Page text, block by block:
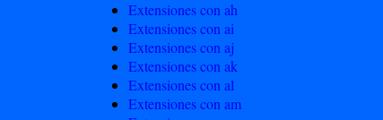
Extensiones con ah
Extensiones con ai
Extensiones con aj
Extensiones con ak
Extensiones con al
Extensiones con am